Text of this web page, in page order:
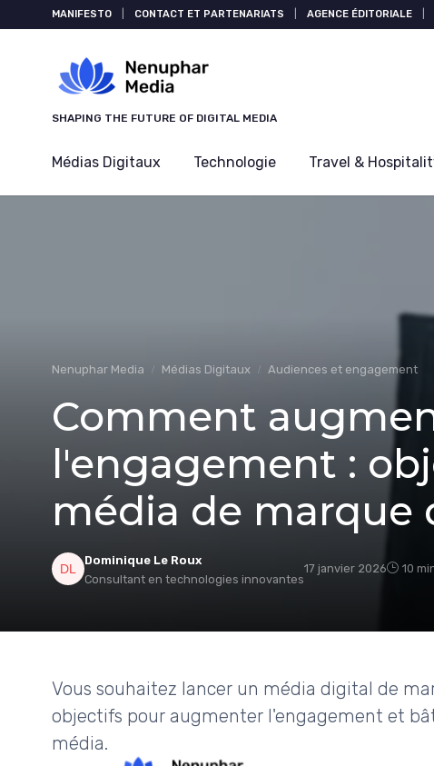
MANIFESTO CONTACT ET PARTENARIATS AGENCE ÉDITORIALE
SHAPING THE FUTURE OF DIGITAL MEDIA
Médias Digitaux Technologie Travel &
Nenuphar Media Médias Digitaux Audiences et engagement
Comment
l'engagement :
média de marque
Dominique Le Roux
Consultant en technologies innovantes
17 janvier 2026 10
Vous souhaitez lancer un média digital de
objectifs pour augmenter l'engagement et
média.
Panneau de gestion des cookies